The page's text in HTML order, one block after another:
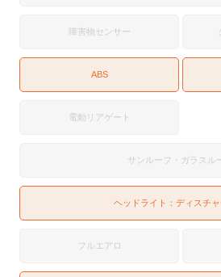
障害物センサー
ABS
電動リアゲート
サンルーフ・ガラスル
ヘッドライト：ディスチ
フルエアロ